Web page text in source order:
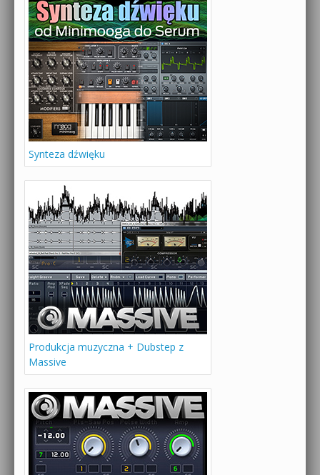
Synteza dźwięku
Produkcja muzyczna + Dubstep z
Massive